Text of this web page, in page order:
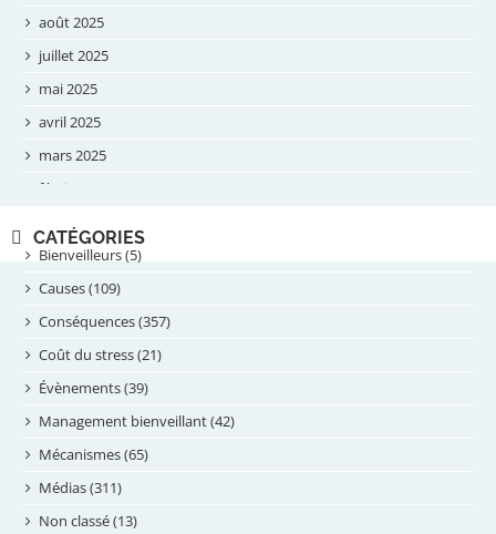
août 2025
juillet 2025
mai 2025
avril 2025
mars 2025
février 2025
septembre 2024
août 2024
juillet 2024
juin 2024
mai 2024
avril 2024
février 2024
janvier 2024
novembre 2023
CATÉGORIES
Bienveilleurs (5)
Causes (109)
Conséquences (357)
Coût du stress (21)
Évènements (39)
Management bienveillant (42)
Mécanismes (65)
Médias (311)
Non classé (13)